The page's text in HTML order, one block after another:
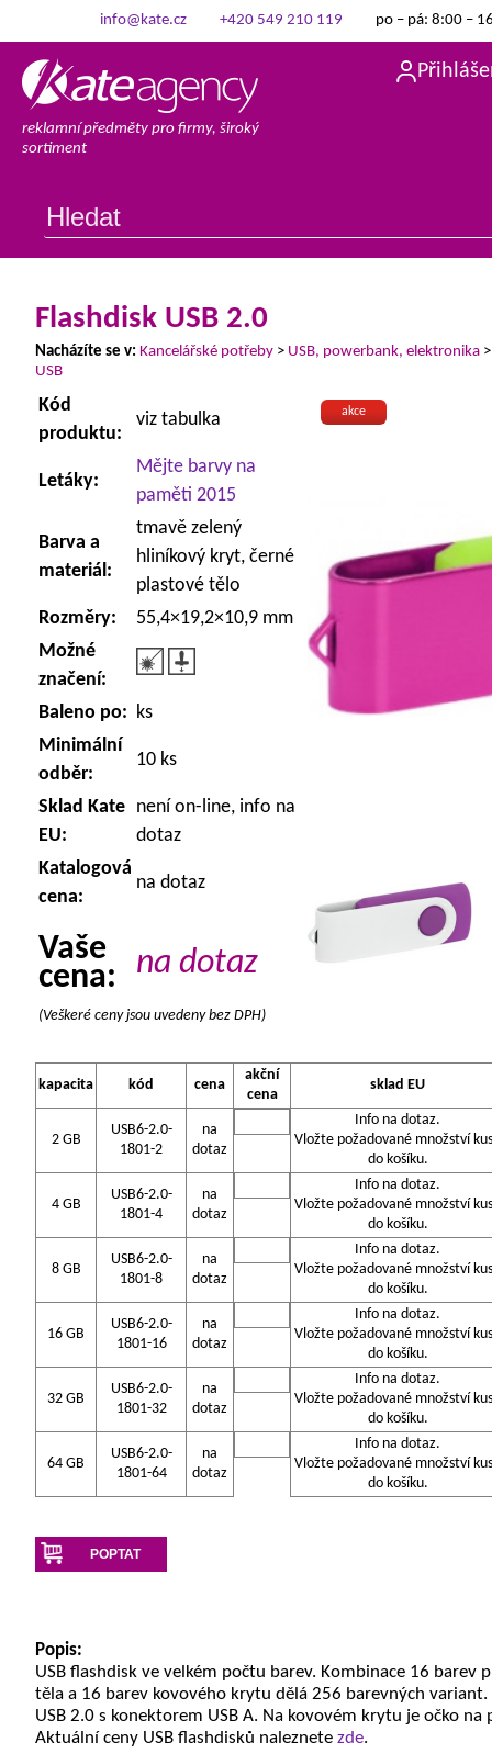
info@kate.cz +420 549 210 119 po – pá: 8:00 –
reklamní předměty pro firmy, široký
sortiment
Flashdisk USB 2.0
Nacházíte se v: Kancelářské potřeby > USB, powerbank, elektronika
USB
akce
Kód
produktu:
viz tabulka
Letáky:
Mějte barvy na
paměti 2015
Barva a
materiál:
tmavě zelený
hliníkový kryt, černé
plastové tělo
Rozměry:
55,4×19,2×10,9 mm
Možné
značení:
Baleno po: ks
Minimální
odběr:
10 ks
Sklad Kate
EU:
není on-line, info na
dotaz
Katalogová
cena:
na dotaz
Vaše
cena:
na dotaz
(Veškeré ceny jsou uvedeny bez DPH)
kapacita kód cena
akční
cena
sklad EU
2 GB
USB6-2.0-
1801-2
na
dotaz
Info na dotaz.
Vložte požadované množství
do košíku.
4 GB
USB6-2.0-
1801-4
na
dotaz
Info na dotaz.
Vložte požadované množství
do košíku.
8 GB
USB6-2.0-
1801-8
na
dotaz
Info na dotaz.
Vložte požadované množství
do košíku.
16 GB
USB6-2.0-
1801-16
na
dotaz
Info na dotaz.
Vložte požadované množství
do košíku.
32 GB
USB6-2.0-
1801-32
na
dotaz
Info na dotaz.
Vložte požadované množství
do košíku.
64 GB
USB6-2.0-
1801-64
na
dotaz
Info na dotaz.
Vložte požadované množství
do košíku.
POPTAT
Popis:
USB flashdisk ve velkém počtu barev. Kombinace 16 barev
těla a 16 barev kovového krytu dělá 256 barevných variant.
USB 2.0 s konektorem USB A. Na kovovém krytu je očko na
Aktuální ceny USB flashdisků naleznete zde.